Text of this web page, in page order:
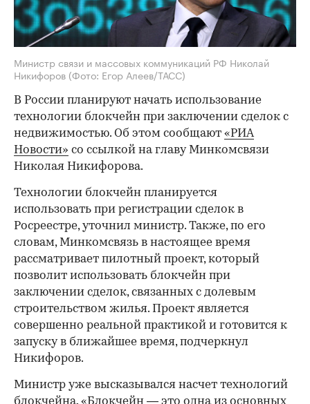
Министр связи и массовых коммуникаций РФ Николай
Никифоров (Фото: Егор Алеев/ТАСС)
В России планируют начать использование
технологии блокчейн при заключении сделок с
недвижимостью. Об этом сообщают «РИА
Новости» со ссылкой на главу Минкомсвязи
Николая Никифорова.
Технологии блокчейн планируется
использовать при регистрации сделок в
Росреестре, уточнил министр. Также, по его
словам, Минкомсвязь в настоящее время
рассматривает пилотный проект, который
позволит использовать блокчейн при
заключении сделок, связанных с долевым
строительством жилья. Проект является
совершенно реальной практикой и готовится к
запуску в ближайшее время, подчеркнул
Никифоров.
Министр уже высказывался насчет технологий
блокчейна. «Блокчейн — это одна из основных